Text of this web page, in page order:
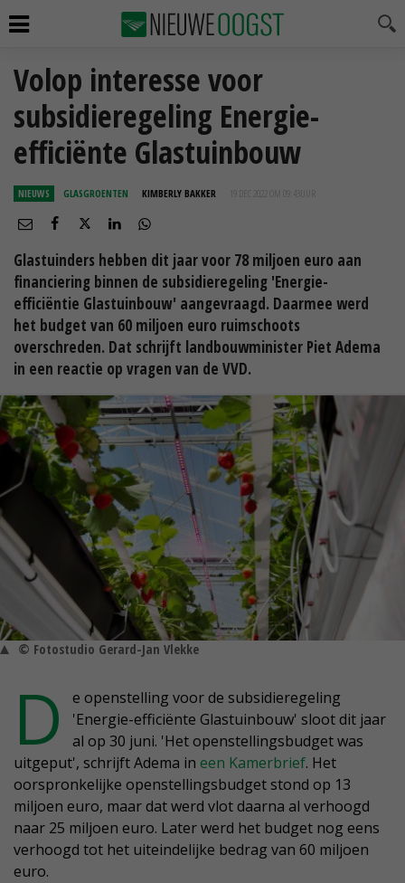
Volop interesse voor
subsidieregeling Energie-
efficiënte Glastuinbouw
NIEUWS GLASGROENTEN KIMBERLY BAKKER 19 DEC 2022 OM 09:43
Glastuinders hebben dit jaar voor 78 miljoen euro aan
financiering binnen de subsidieregeling 'Energie-
efficiëntie Glastuinbouw' aangevraagd. Daarmee werd
het budget van 60 miljoen euro ruimschoots
overschreden. Dat schrijft landbouwminister Piet Adema
in een reactie op vragen van de VVD.
© Fotostudio Gerard-Jan Vlekke
D
e openstelling voor de subsidieregeling
'Energie-efficiënte Glastuinbouw' sloot dit jaar
al op 30 juni. 'Het openstellingsbudget was
uitgeput', schrijft Adema in een Kamerbrief. Het
oorspronkelijke openstellingsbudget stond op 13
miljoen euro, maar dat werd vlot daarna al verhoogd
naar 25 miljoen euro. Later werd het budget nog eens
verhoogd tot het uiteindelijke bedrag van 60 miljoen
euro.